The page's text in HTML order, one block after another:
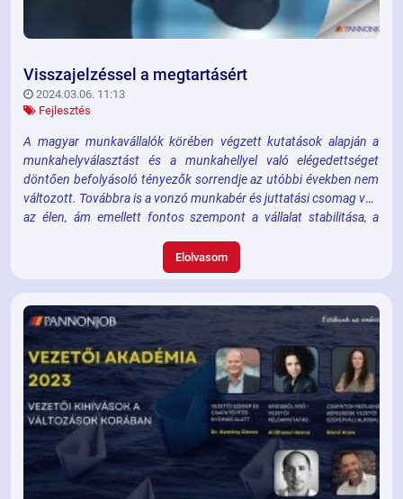
Visszajelzéssel a megtartásért
2024.03.06. 11:13
Fejlesztés
A magyar munkavállalók körében végzett kutatások alapján a
munkahelyválasztást és a munkahellyel való elégedettséget
döntően befolyásoló tényezők sorrendje az utóbbi években nem
változott. Továbbra is a vonzó munkabér és juttatási csomag van
az élen, ám emellett fontos szempont a vállalat stabilitása, a
munka-magénélet egyensúlyát szem előtt tartó vállalati kultúra,
illetve a karrier és fejlődési lehetőségek.
Elolvasom